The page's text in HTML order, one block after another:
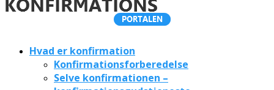
Hvad er konfirmation
Konfirmationsforberedelse
Selve konfirmationen –